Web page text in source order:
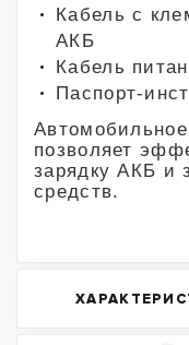
Кабель с
АКБ
Кабель
Паспорт-
позволяет
зарядку АКБ и
средств.